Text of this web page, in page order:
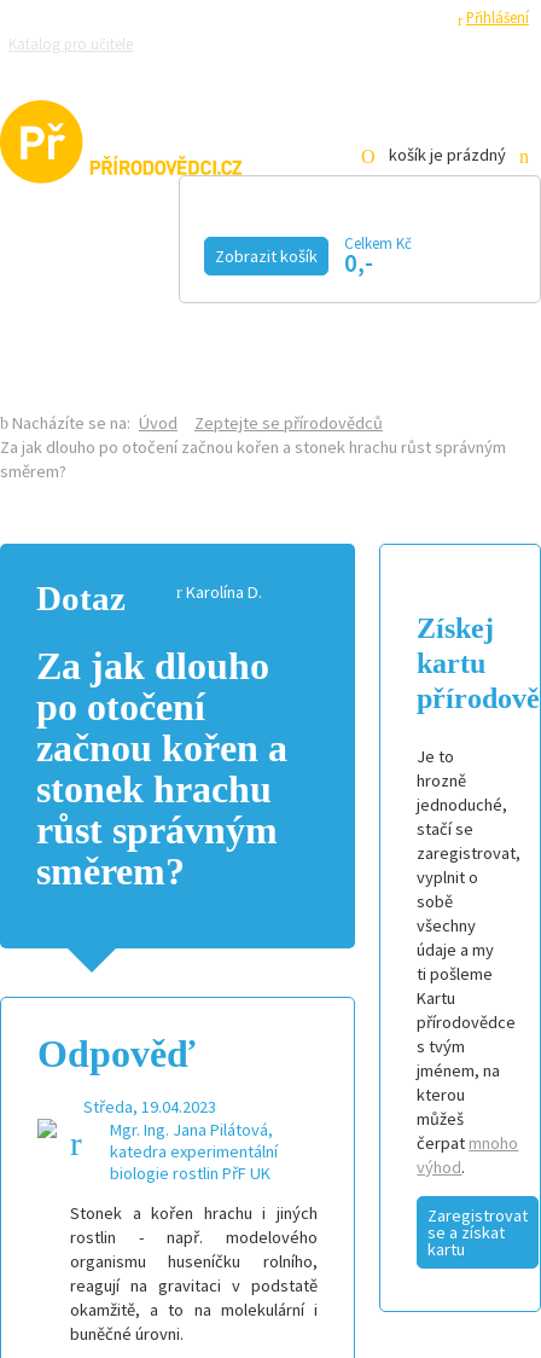
Přihlášení
Katalog pro učitele
košík je prázdný
Zobrazit košík
Celkem Kč
0,-
Nacházíte se na: Úvod
Zeptejte se přírodovědců
Za jak dlouho po otočení začnou kořen a stonek hrachu růst správným
směrem?
Karolína D.
Dotaz
Za jak dlouho
po otočení
začnou kořen a
stonek hrachu
růst správným
směrem?
Odpověď
Středa, 19.04.2023
Mgr. Ing. Jana Pilátová,
katedra experimentální
biologie rostlin PřF UK
Stonek a kořen hrachu i jiných
rostlin - např. modelového
organismu huseníčku rolního,
reagují na gravitaci v podstatě
okamžitě, a to na molekulární i
buněčné úrovni.
Získej
kartu
Je to
hrozně
jednoduché,
stačí se
zaregistrovat,
vyplnit o
sobě
všechny
údaje a my
ti pošleme
Kartu
přírodovědce
s tvým
jménem, na
kterou
můžeš
čerpat mnoho
výhod.
Zaregistrovat
se a získat
kartu